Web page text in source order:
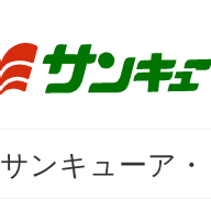
サンキューア